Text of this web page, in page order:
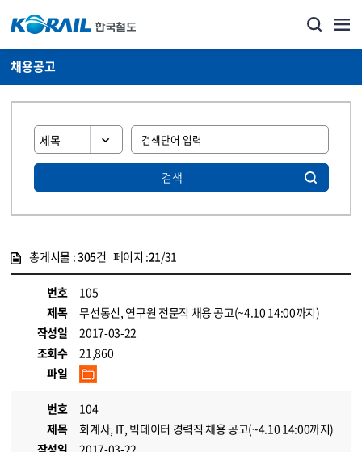
채용공고
검색
총게시물 :305건 페이지 :21/31
번호
105
제목
무선통신, 연구원 전문직 채용 공고(~4.10 14:00까지)
작성일
2017-03-22
조회수
21,860
파일
번호
104
제목
회계사, IT, 빅데이터 경력직 채용 공고(~4.10 14:00까지)
작성일
2017-03-22